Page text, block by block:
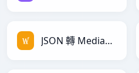
JSON 轉 MediaWiki